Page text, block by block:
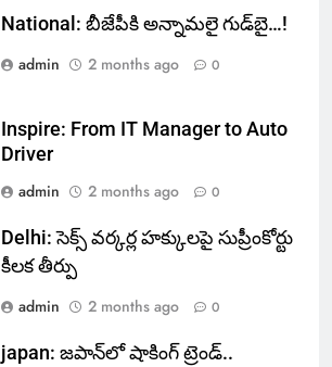
National: బీజేపీకి అన్నామలై గుడ్‌బై…!
admin
2 months ago 0
Inspire: From IT Manager to Auto
Driver
admin
2 months ago 0
Delhi: సెక్స్ వర్కర్ల హక్కులపై సుప్రీంకోర్టు
కీలక తీర్పు
admin
2 months ago 0
japan: జపాన్‌లో షాకింగ్ ట్రెండ్..